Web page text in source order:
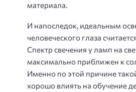
материала.
И напоследок, идеальным
человеческого глаза
Спектр свечения у ламп на
максимально приближен к
Именно по этой причине
хорошо влиять на обучение